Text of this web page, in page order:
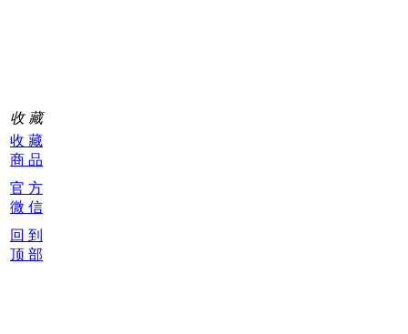
收 藏
收 藏
商 品
官 方
微 信
回 到
顶 部